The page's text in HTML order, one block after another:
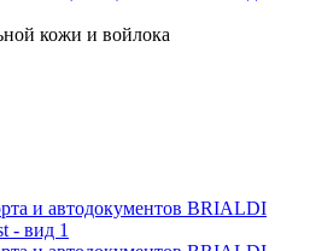
кожи и войлока